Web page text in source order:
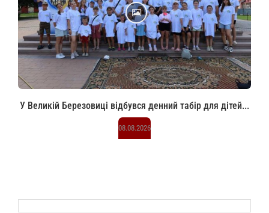
У Великій Березовиці відбувся денний табір для дітей...
08.08.2026